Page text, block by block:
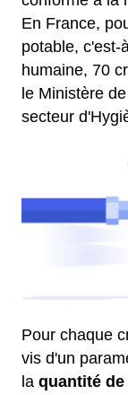
En France,
potable, c'est-
humaine, 70
le Ministère
secteur
Pour chaque
vis d'un
la quantité